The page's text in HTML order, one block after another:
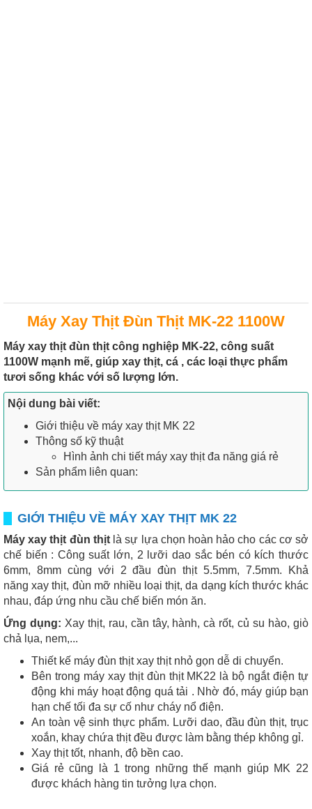
Máy Xay Thịt Đùn Thịt MK-22 1100W
Máy xay thịt đùn thịt công nghiệp MK-22, công suất
1100W mạnh mẽ, giúp xay thịt, cá , các loại thực phẩm
tươi sống khác với số lượng lớn.
Nội dung bài viết:
Giới thiệu về máy xay thịt MK 22
Thông số kỹ thuật
Hình ảnh chi tiết máy xay thịt đa năng giá rẻ
Sản phẩm liên quan:
GIỚI THIỆU VỀ MÁY XAY THỊT MK 22
Máy xay thịt đùn thịtlà sự lựa chọn hoàn hảo cho các cơ sở
chế biến : Công suất lớn, 2 lưỡi dao sắc bén có kích thước
6mm, 8mm cùng với 2 đầu đùn thịt 5.5mm, 7.5mm. Khả
năng xay thịt, đùn mỡ nhiều loại thịt, da dạng kích thước khác
nhau, đáp ứng nhu cầu chế biến món ăn.
Ứng dụng: Xay thịt, rau, cần tây, hành, cà rốt, củ su hào, giò
chả lụa, nem,...
Thiết kế máy đùn thịt xay thịt nhỏ gọn dễ di chuyển.
Bên trong máy xay thịt đùn thịt MK22 là bộ ngắt điện tự
động khi máy hoạt động quá tải . Nhờ đó, máy giúp bạn
hạn chế tối đa sự cố như cháy nổ điện.
An toàn vệ sinh thực phẩm. Lưỡi dao, đầu đùn thịt, trục
xoắn, khay chứa thịt đều được làm bằng thép không gỉ.
Xay thịt tốt, nhanh, độ bền cao.
Giá rẻ cũng là 1 trong những thế mạnh giúp MK 22
được khách hàng tin tưởng lựa chọn.